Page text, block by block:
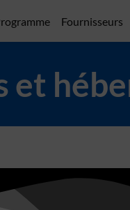
Fournisseurs
et